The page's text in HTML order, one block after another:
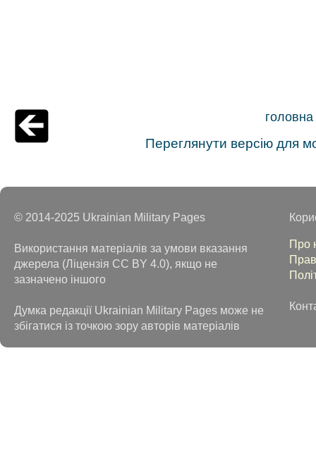
головна
Переглянути версію для
© 2014-2025 Ukrainian Military Pages
Використання матеріалів за умови вказання
джерела (Ліцензія CC BY 4.0), якщо не
зазначено іншого
Думка редакції Ukrainian Military Pages може не
збігатися із точкою зору авторів матеріалів
Про